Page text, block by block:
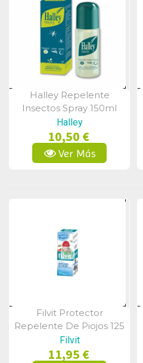
Vista Rápida
Halley Repelente
Insectos Spray 150ml
Halley
10,50 €
Ver Más
Vista Rápida
Filvit Protector
Repelente De Piojos 125
Ml
Filvit
11,95 €